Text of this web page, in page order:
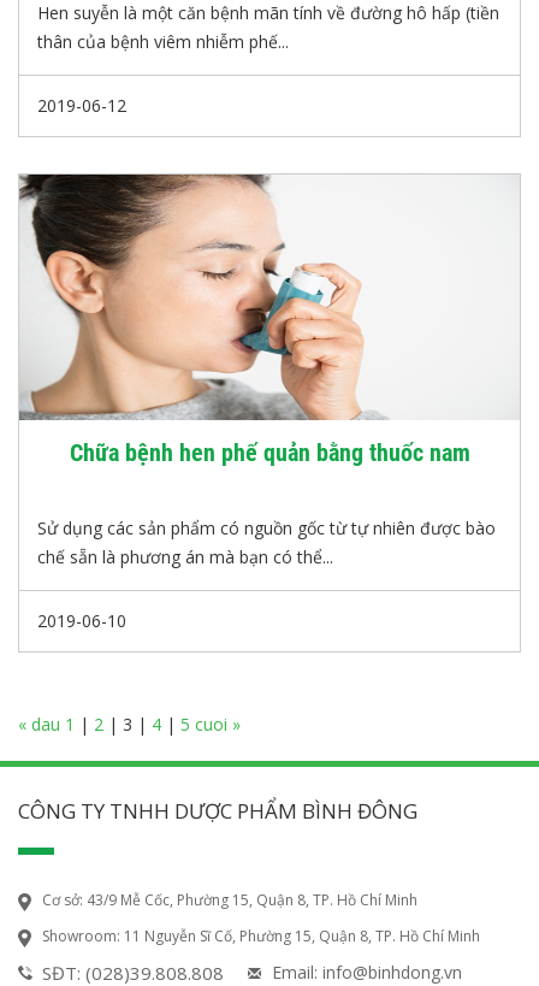
Hen suyễn là một căn bệnh mãn tính về đường hô hấp (tiền
thân của bệnh viêm nhiễm phế...
2019-06-12
Chữa bệnh hen phế quản bằng thuốc nam
Sử dụng các sản phẩm có nguồn gốc từ tự nhiên được bào
chế sẵn là phương án mà bạn có thể...
2019-06-10
« dau 1 | 2 | 3 | 4 | 5 cuoi »
CÔNG TY TNHH DƯỢC PHẨM BÌNH ĐÔNG
Cơ sở: 43/9 Mễ Cốc, Phường 15, Quận 8, TP. Hồ Chí Minh
Showroom: 11 Nguyễn Sĩ Cố, Phường 15, Quận 8, TP. Hồ Chí Minh
SĐT: (028)39.808.808 Email: info@binhdong.vn